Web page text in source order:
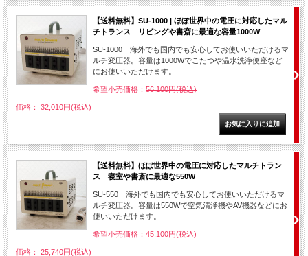
【送料無料】SU-1000 | ほぼ世界中の電圧に対応したマル
チトランス リビングや書斎に最適な容量1000W
SU-1000｜海外でも国内でも安心してお使いいただけるマ
ルチ変圧器。容量は1000Wでこたつや温水洗浄便座など
にお使いいただけます。
希望小売価格： 56,100円(税込)
価格： 32,010円(税込)
【送料無料】ほぼ世界中の電圧に対応したマルチトラン
ス 寝室や書斎に最適な550W
SU-550｜海外でも国内でも安心してお使いいただけるマ
ルチ変圧器。容量は550Wで空気清浄機やAV機器などにお
使いいただけます。
希望小売価格： 45,100円(税込)
価格： 25,740円(税込)